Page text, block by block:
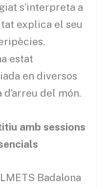
s’interpreta a
explica el seu
estat
en diversos
del món.
amb sessions
Badalona